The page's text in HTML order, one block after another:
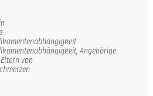
Angehörige
von